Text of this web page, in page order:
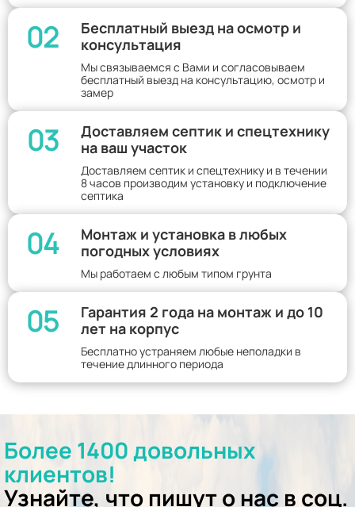
02
Бесплатный выезд на осмотр и
консультация
Мы связываемся с Вами и согласовываем
бесплатный выезд на консультацию, осмотр и
замер
03
Доставляем септик и спецтехнику
на ваш участок
Доставляем септик и спецтехнику и в течении
8 часов производим установку и подключение
септика
04
Монтаж и установка в любых
погодных условиях
Мы работаем с любым типом грунта
05
Гарантия 2 года на монтаж и до 10
лет на корпус
Бесплатно устраняем любые неполадки в
течение длинного периода
Более 1400 довольных
клиентов!
Узнайте, что пишут о нас в соц.